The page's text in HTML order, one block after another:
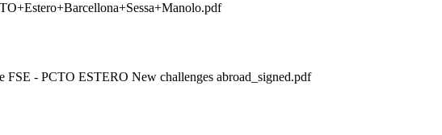
- PCTO ESTERO New challenges abroad_signed.pdf